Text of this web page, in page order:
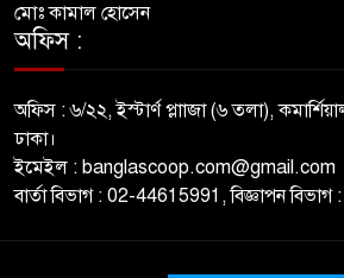
মোঃ কামাল হোসেন
অফিস :
অফিস : ৬/২২, ইস্টার্ণ প্লাাজা (৬ তলা),
ঢাকা।
ইমেইল : banglascoop.com@gmail.com
বার্তা বিভাগ : 02-44615991, বিজ্ঞাপন